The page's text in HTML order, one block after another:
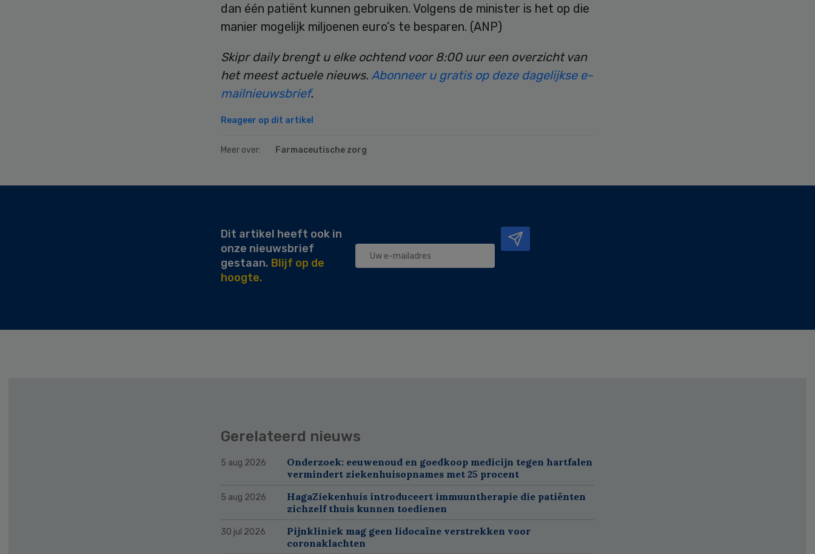
dan één patiënt kunnen gebruiken. Volgens de minister is het op die
manier mogelijk miljoenen euro’s te besparen. (ANP)
Skipr daily brengt u elke ochtend voor 8:00 uur een overzicht van
het meest actuele nieuws. Abonneer u gratis op deze dagelijkse e-
mailnieuwsbrief.
Reageer op dit artikel
Meer over: Farmaceutische zorg
Dit artikel heeft ook in
onze nieuwsbrief
gestaan. Blijf op de
hoogte.
Gerelateerd nieuws
5 aug 2026
Onderzoek: eeuwenoud en goedkoop medicijn tegen hartfalen
vermindert ziekenhuisopnames met 25 procent
5 aug 2026
HagaZiekenhuis introduceert immuuntherapie die patiënten
zichzelf thuis kunnen toedienen
30 jul 2026
Pijnkliniek mag geen lidocaïne verstrekken voor
coronaklachten